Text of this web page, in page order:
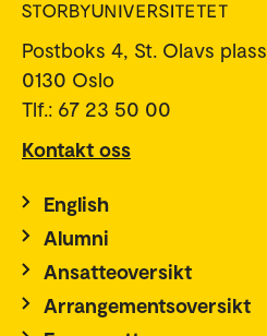
Postboks 4, St. Olavs plass
0130 Oslo
Tlf.: 67 23 50 00
Kontakt oss
English
Alumni
Ansatteoversikt
Arrangementsoversikt